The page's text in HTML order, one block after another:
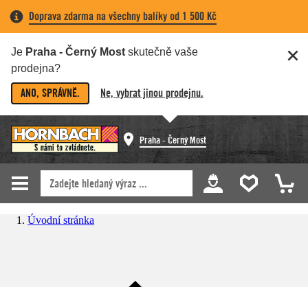
Doprava zdarma na všechny balíky od 1 500 Kč
Je Praha - Černý Most skutečně vaše
prodejna?
ANO, SPRÁVNĚ. Ne, vybrat jinou prodejnu.
Praha - Černý Most
Úvodní stránka